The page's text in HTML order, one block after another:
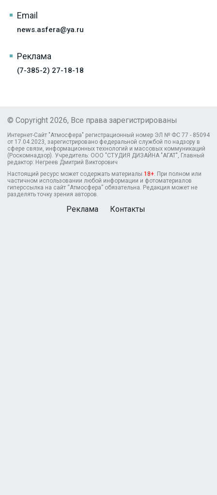
Email
news.asfera@ya.ru
Реклама
(7-385-2) 27-18-18
© Copyright 2026, Все права зарегистрированы
Интернет-Сайт "Атмосфера" регистрационный номер ЭЛ № ФС 77 - 85094
от 17.04.2023, зарегистрировано федеральной службой по надзору в
сфере связи, информационных технологий и массовых коммуникаций
(Роскомнадзор). Учредитель: ООО "СТУДИЯ ДИЗАЙНА "АГАТ", Главный
редактор: Негреев Дмитрий Викторович
Настоящий ресурс может содержать материалы 18+ . При полном или
частичном использовании любой информации и фотоматериалов
гиперссылка на сайт “Атмосфера” обязательна. Редакция может не
разделять точку зрения авторов.
Реклама Контакты